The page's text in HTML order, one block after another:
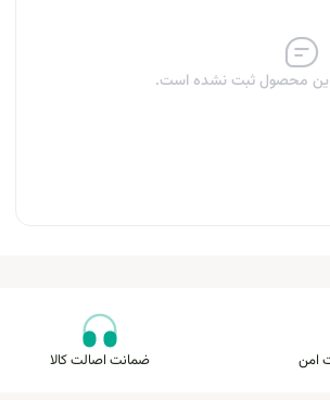
این محصول ثبت نشده است.
امن ضمانت اصالت کالا